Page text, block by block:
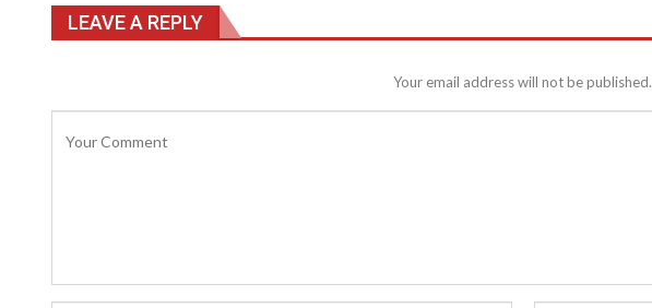
LEAVE A REPLY
Your email address will not be published.